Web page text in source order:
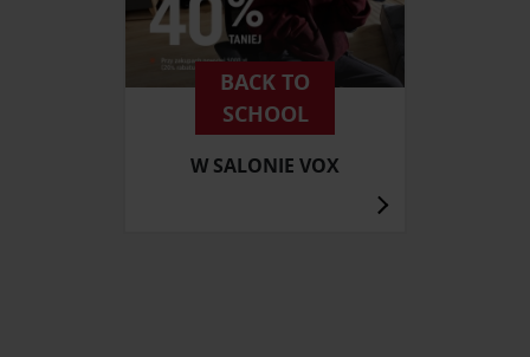
BACK TO
SCHOOL
W SALONIE VOX